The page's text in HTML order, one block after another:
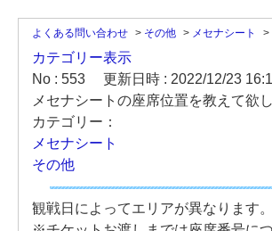
よくある問い合わせ > その他 > メセナシート >
カテゴリー表示
No : 553
更新日時 : 2022/12/23
メセナシートの座席位置を教えて欲
カテゴリー：
メセナシート
その他
観戦日によってエリアが異なります